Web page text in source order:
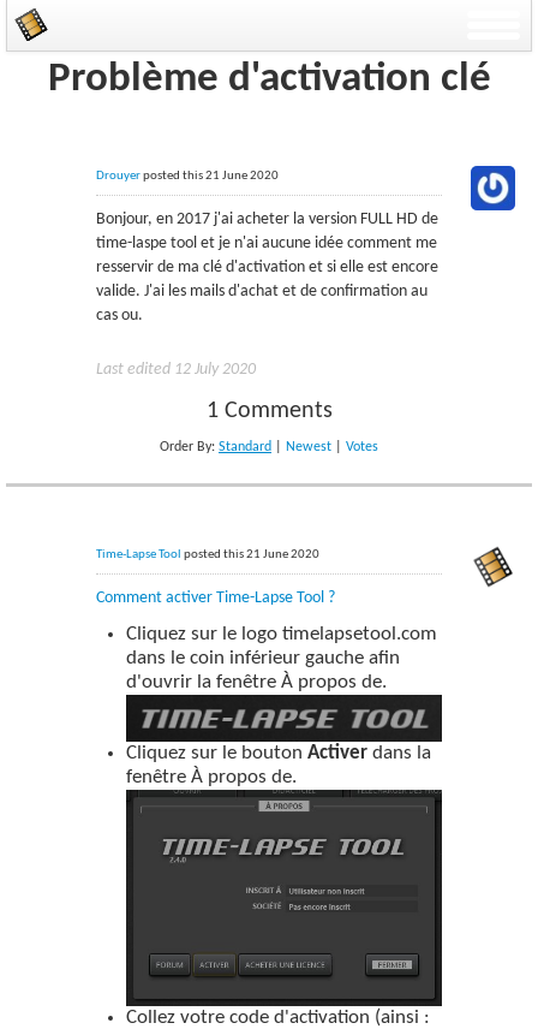
Problème d'activation clé
Drouyerposted this 21 June 2020
Bonjour, en 2017 j'ai acheter la version FULL HD de
time-laspe tool et je n'ai aucune idée comment me
resservir de ma clé d'activation et si elle est encore
valide. J'ai les mails d'achat et de confirmation au
cas ou.
Last edited 12 July 2020
1 Comments
Order By: Standard Newest Votes
Time-Lapse Tool posted this 21 June 2020
Comment activer Time-Lapse Tool ?
Cliquez sur le logo timelapsetool.com
dans le coin inférieur gauche afin
d'ouvrir la fenêtre À propos de.
Cliquez sur le bouton Activerdans la
fenêtre À propos de.
Collez votre code d'activation (ainsi :